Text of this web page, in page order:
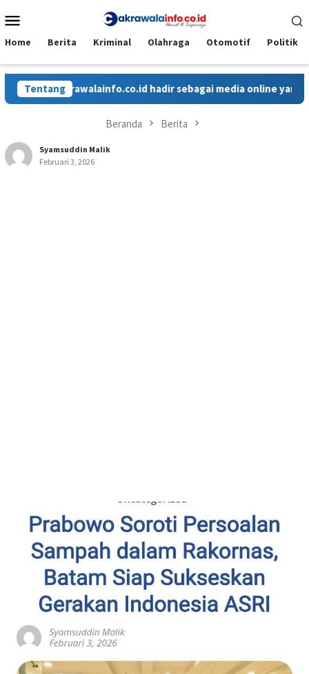
ke
Mobile
Home Berita Kriminal Olahraga Otomotif Politik
Tentang
Cakrawalainfo.co.id hadir sebagai media online yang
Beranda Berita
Syamsuddin Malik
Februari 3, 2026